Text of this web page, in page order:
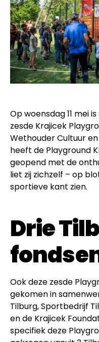
Op woensdag 11 mei
zesde Krajicek
Wethouder Cultuur
heeft de Playground
geopend met de
liet zij zichzelf – op
sportieve kant zien.
Drie
Ook deze zesde
gekomen in
Tilburg, Sportbedrijf
en de Krajicek
specifiek deze